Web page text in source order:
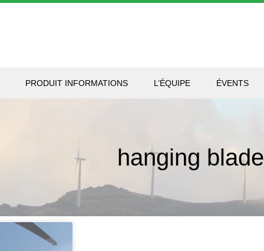
PRODUIT INFORMATIONS L’ÉQUIPE ÉVENTS
hanging blade